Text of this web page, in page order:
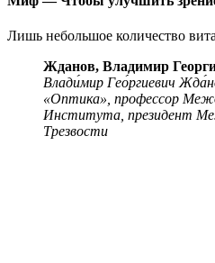
Лишь небольшое количество
Жданов, Владимир
Влади́мир Гео́ргиевич
«Оптика», профессор
Института, президент
Трезвости